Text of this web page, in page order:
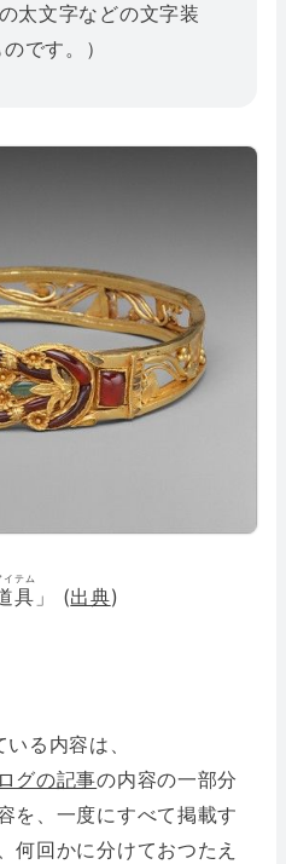
太文字などの文字装
です。）
具
イテム
」 (出典)
る内容は、
グの記事の内容の一部分
を、一度にすべて掲載す
何回かに分けておつたえ